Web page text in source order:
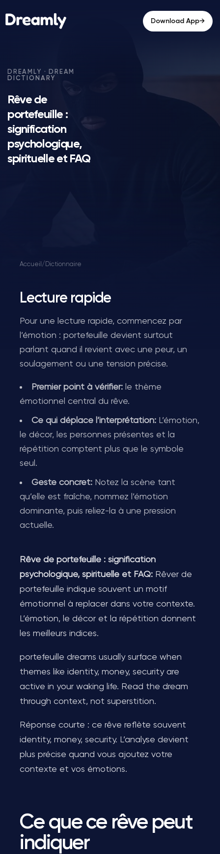
Download App→
Rêve de
portefeuille :
signification
psychologique,
spirituelle et FAQ
Accueil / Dictionnaire
Lecture rapide
Pour une lecture rapide, commencez par
l’émotion : portefeuille devient surtout
parlant quand il revient avec une peur, un
soulagement ou une tension précise.
Premier point à vérifier: le thème
émotionnel central du rêve.
Ce qui déplace l’interprétation: L’émotion,
le décor, les personnes présentes et la
répétition comptent plus que le symbole
seul.
Geste concret: Notez la scène tant
qu’elle est fraîche, nommez l’émotion
dominante, puis reliez-la à une pression
actuelle.
Rêve de portefeuille : signification
psychologique, spirituelle et FAQ: Rêver de
portefeuille indique souvent un motif
émotionnel à replacer dans votre contexte.
L’émotion, le décor et la répétition donnent
les meilleurs indices.
portefeuille dreams usually surface when
themes like identity, money, security are
active in your waking life. Read the dream
through context, not superstition.
Réponse courte : ce rêve reflète souvent
identity, money, security. L’analyse devient
plus précise quand vous ajoutez votre
contexte et vos émotions.
Ce que ce rêve peut
indiquer